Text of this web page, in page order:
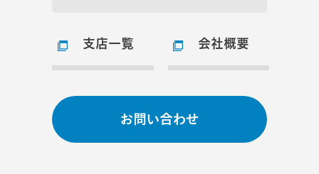
支店一覧 会社概要
お問い合わせ